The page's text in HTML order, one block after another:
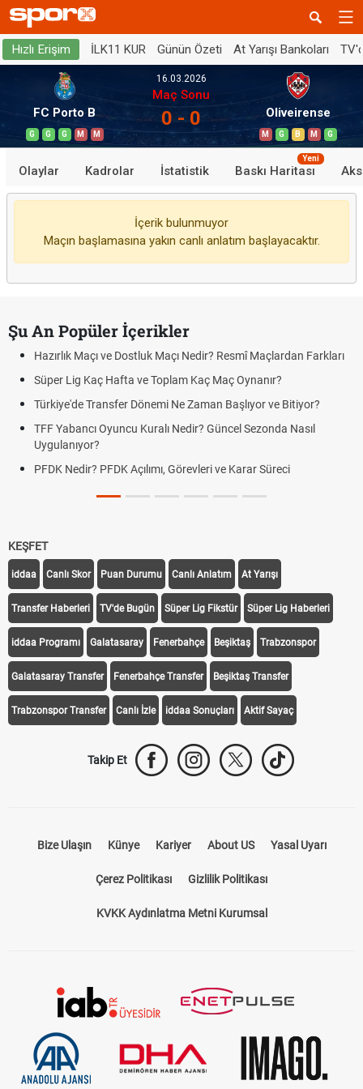
Hızlı Erişim İLK11 KUR Günün Özeti At Yarışı Bankoları
FC Porto B
G G G M M
16.03.2026
Maç Sonu
0 - 0 Oliveirense
M G B M G
Olaylar Kadrolar İstatistik Baskı Haritası
Yeni
İçerik bulunmuyor
Maçın başlamasına yakın canlı anlatım başlayacaktır.
Şu An Popüler İçerikler
Hazırlık Maçı ve Dostluk Maçı Nedir? Resmî Maçlardan Farkları
Süper Lig Kaç Hafta ve Toplam Kaç Maç Oynanır?
Türkiye'de Transfer Dönemi Ne Zaman Başlıyor ve Bitiyor?
TFF Yabancı Oyuncu Kuralı Nedir? Güncel Sezonda Nasıl
Uygulanıyor?
PFDK Nedir? PFDK Açılımı, Görevleri ve Karar Süreci
KEŞFET
iddaa Canlı Skor Puan Durumu Canlı Anlatım At Yarışı
Transfer Haberleri TV'de Bugün Süper Lig Fikstür Süper Lig Haberleri
iddaa Programı Galatasaray Fenerbahçe Beşiktaş Trabzonspor
Galatasaray Transfer Fenerbahçe Transfer Beşiktaş Transfer
Trabzonspor Transfer Canlı İzle iddaa Sonuçları Aktif Sayaç
Takip Et
Bize Ulaşın Künye Kariyer About US Yasal Uyarı
Çerez Politikası Gizlilik Politikası
KVKK Aydınlatma Metni Kurumsal